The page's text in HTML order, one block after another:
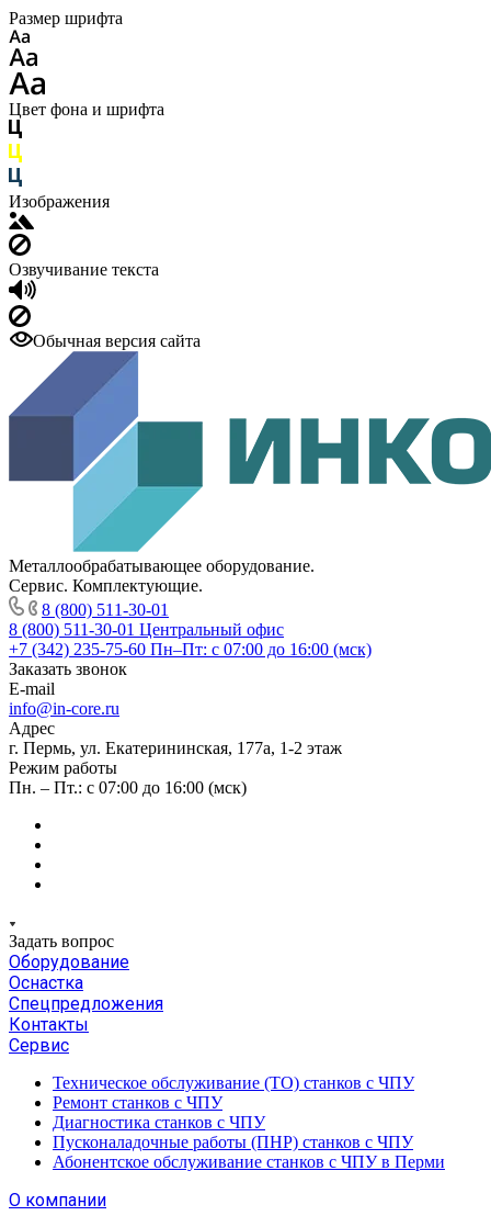
Размер шрифта
Цвет фона и шрифта
Изображения
Озвучивание текста
Обычная версия сайта
Металлообрабатывающее оборудование.
Сервис. Комплектующие.
8 (800) 511-30-01
8 (800) 511-30-01 Центральный офис
+7 (342) 235-75-60 Пн–Пт: с 07:00 до 16:00 (мск)
Заказать звонок
E-mail
info@in-core.ru
Адрес
г. Пермь, ул. ​Екатерининская, 177а, ​1-2 этаж
Режим работы
Пн. – Пт.: с 07:00 до 16:00 (мск)
Задать вопрос
Оборудование
Оснастка
Спецпредложения
Контакты
Сервис
Техническое обслуживание (ТО) станков с ЧПУ
Ремонт станков с ЧПУ
Диагностика станков с ЧПУ
Пусконаладочные работы (ПНР) станков с ЧПУ
Абонентское обслуживание станков с ЧПУ в Перми
О компании